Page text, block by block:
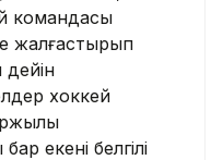
командасы
жалғастырып
дейін
хоккей
екені белгілі